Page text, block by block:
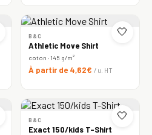
🤍
B&C
Athletic Move Shirt
coton · 145 g/m²
À partir de 4,62€ / u. HT
🤍
B&C
Exact 150/kids T-Shirt